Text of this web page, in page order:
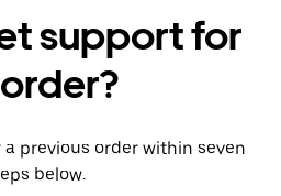
support for
previous order within seven
below.